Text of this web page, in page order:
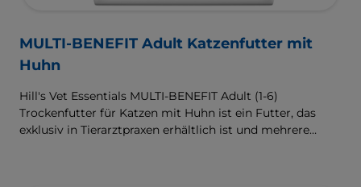
MULTI-BENEFIT Adult Katzenfutter mit
Huhn
Hill's Vet Essentials MULTI-BENEFIT Adult (1-6)
Trockenfutter für Katzen mit Huhn ist ein Futter, das
exklusiv in Tierarztpraxen erhältlich ist und mehrere